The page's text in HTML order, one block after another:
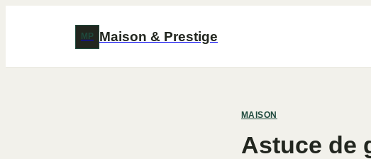
MP Maison & Prestige
MAISON
Astuce de